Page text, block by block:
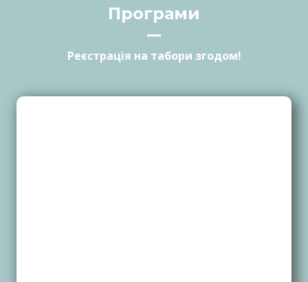
Програми
Реєстрація на табори згодом!